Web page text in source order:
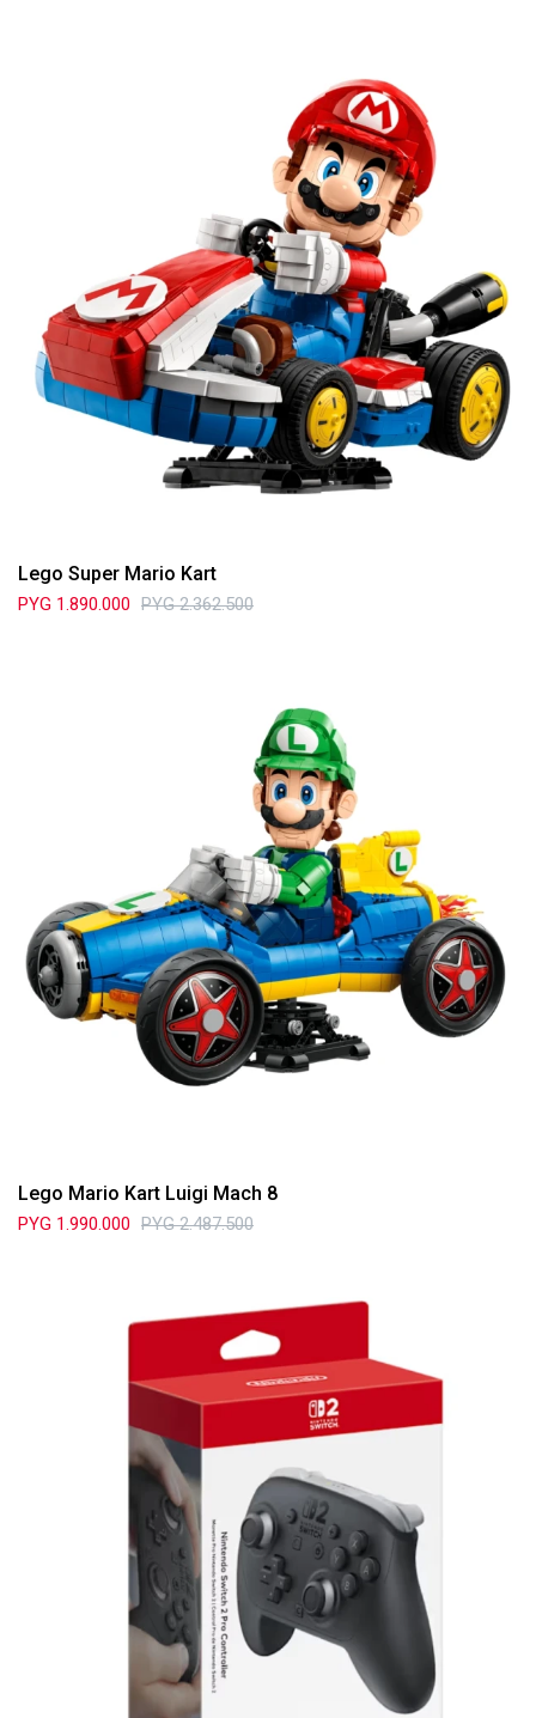
Lego Super Mario Kart
PYG 1.890.000 PYG 2.362.500
Lego Mario Kart Luigi Mach 8
PYG 1.990.000 PYG 2.487.500